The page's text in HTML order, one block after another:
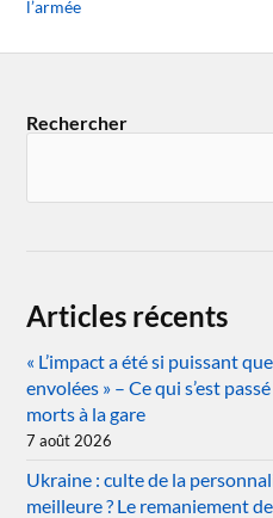
l’armée
Rechercher
Articles récents
« L’impact a été si puissant
envolées » – Ce qui s’est
morts à la gare
7 août 2026
Ukraine : culte de la
meilleure ? Le remaniement